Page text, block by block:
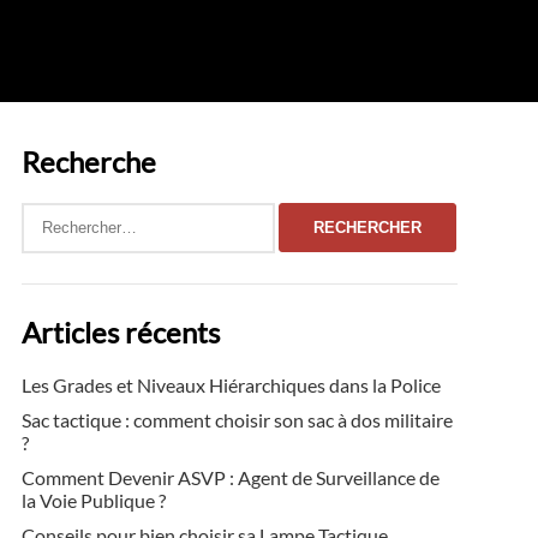
Recherche
Rechercher :
Articles récents
Les Grades et Niveaux Hiérarchiques dans la Police
Sac tactique : comment choisir son sac à dos militaire
?
Comment Devenir ASVP : Agent de Surveillance de
la Voie Publique ?